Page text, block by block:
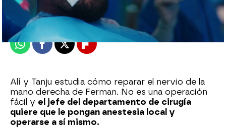
Publicado:25 de junio de 2023, 21:33
WhatsappFacebook
X Flipboard
Alí y Tanju estudia cómo reparar el nervio de la
mano derecha de Ferman. No es una operación
fácil y el jefe del departamento de cirugía
quiere que le pongan anestesia local y
operarse a sí mismo.